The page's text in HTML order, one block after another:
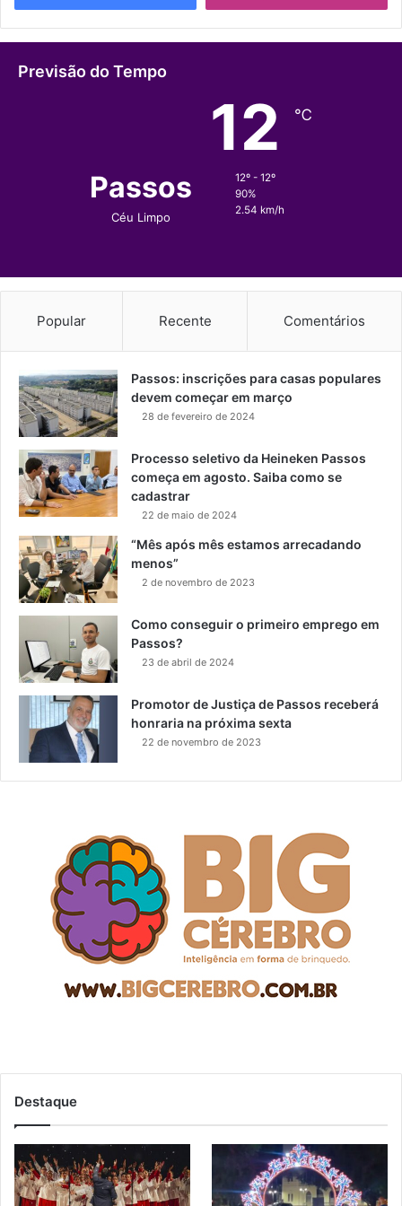
Previsão do Tempo
Passos
Céu Limpo
12 ℃
12º - 12º
90%
2.54 km/h
Popular Recente Comentários
Passos: inscrições para casas populares
devem começar em março
28 de fevereiro de 2024
Processo seletivo da Heineken Passos
começa em agosto. Saiba como se
cadastrar
22 de maio de 2024
“Mês após mês estamos arrecadando
menos”
2 de novembro de 2023
Como conseguir o primeiro emprego em
Passos?
23 de abril de 2024
Promotor de Justiça de Passos receberá
honraria na próxima sexta
22 de novembro de 2023
Destaque